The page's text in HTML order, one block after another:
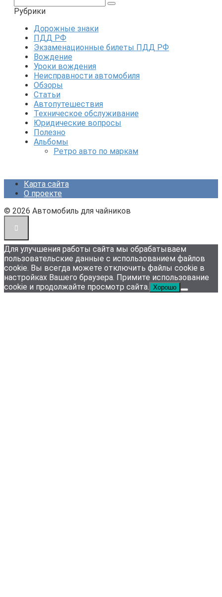
Рубрики
Дорожные знаки
ПДД РФ
Экзаменационные билеты ПДД РФ
Вождение
Уроки вождения
Неисправности автомобиля
Обзоры
Статьи
Автопутешествия
Техническое обслуживание
Юридические вопросы
Полезно
Альбомы
Ретро авто по маркам
Карта сайта
О проекте
© 2026 Автомобиль для чайников
Для улучшения работы сайта мы обрабатываем
пользовательские данные с использованием файлов
cookie. Вы всегда можете отключить файлы cookie в
настройках Вашего браузера. Примите использование
cookie и продолжайте просмотр сайта. Хорошо